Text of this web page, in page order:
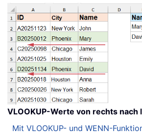
VLOOKUP-Werte von rechts nach
Mit VLOOKUP- und WENN-